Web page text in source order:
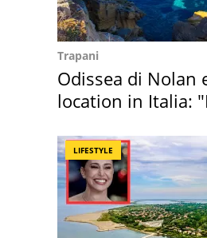
Trapani
Odissea di Nolan
location in Italia:
LIFESTYLE